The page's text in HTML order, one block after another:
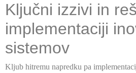
Ključni izzivi in
implementaciji
sistemov
Kljub hitremu napredku pa